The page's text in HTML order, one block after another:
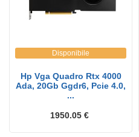
Disponibile
Hp Vga Quadro Rtx 4000
Ada, 20Gb Ggdr6, Pcie 4.0,
...
1950.05 €